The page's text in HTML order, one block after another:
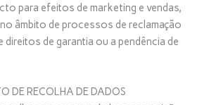
para efeitos de marketing e vendas,
âmbito de processos de reclamação
direitos de garantia ou a pendência de
DE RECOLHA DE DADOS